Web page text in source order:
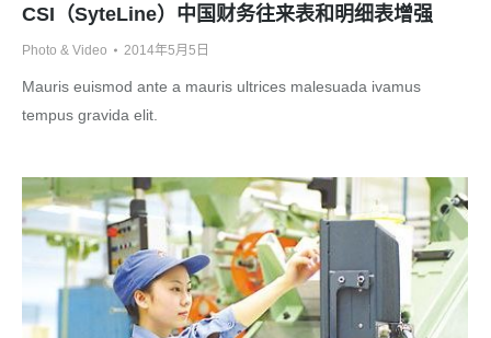
CSI（SyteLine）中国财务往来表和明细表增强
Photo & Video 2014年5月5日
Mauris euismod ante a mauris ultrices malesuada ivamus
tempus gravida elit.